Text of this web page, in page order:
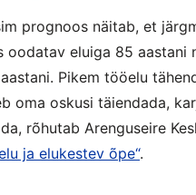
prognoos näitab, et
oodatav eluiga 85
Pikem tööelu
oma oskusi täiendada,
rõhutab Arenguseire
ja elukestev õpe“.